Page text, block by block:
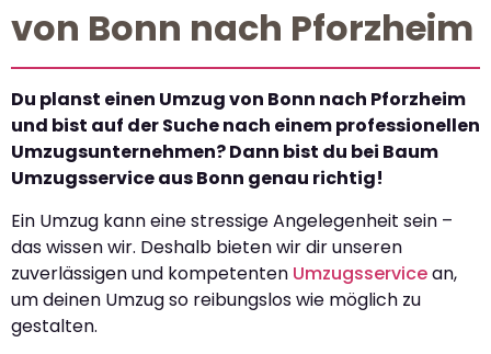
von Bonn nach Pforzheim
Du planst einen Umzug von Bonn nach Pforzheim
und bist auf der Suche nach einem professionellen
Umzugsunternehmen? Dann bist du bei Baum
Umzugsservice aus Bonn genau richtig!
Ein Umzug kann eine stressige Angelegenheit sein –
das wissen wir. Deshalb bieten wir dir unseren
zuverlässigen und kompetenten Umzugsservicean,
um deinen Umzug so reibungslos wie möglich zu
gestalten.